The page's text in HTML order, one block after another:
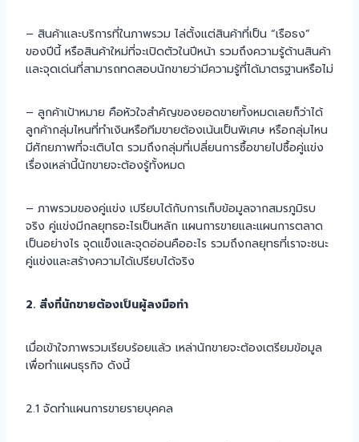
– สินค้าและบริการที่ในภาพรวม ไล่ตั้งแต่สินค้าที่เป็น “เรือธง”
ของปีนี้ หรือสินค้าใหม่ที่จะเปิดตัวในปีหน้า รวมถึงความรู้ด้านสินค้า
และจุดเด่นที่สามารถทดสอบนักขายว่ามีความรู้ที่ได้มาตรฐานหรือไม่
– ลูกค้าเป้าหมาย คือหัวใจสำคัญของยอดขายทั้งหมดเลยก็ว่าได้
ลูกค้ากลุ่มไหนที่ทำเงินหรือทีมขายต้องเน้นเป็นพิเศษ หรือกลุ่มไหน
มีศักยภาพที่จะเติบโต รวมถึงกลุ่มที่เปลี่ยนการซื้อขายไปซื้อคู่แข่ง
เรื่องเหล่านี้นักขายจะต้องรู้ทั้งหมด
– ภาพรวมของคู่แข่ง เปรียบได้กับการเก็บข้อมูลจากสมรภูมิรบ
จริง คู่แข่งมีกลยุทธอะไรเป็นหลัก แผนการขายและแผนการตลาด
เป็นอย่างไร จุดแข็งและจุดอ่อนคืออะไร รวมถึงกลยุทธที่เราจะชนะ
คู่แข่งและสร้างความได้เปรียบได้จริง
2. สิ่งที่นักขายต้องเป็นผู้ลงมือทำ
เมื่อเข้าใจภาพรวมเรียบร้อยแล้ว เหล่านักขายจะต้องเตรียมข้อมูล
เพื่อทำแผนธุรกิจ ดังนี้
2.1 จัดทำแผนการขายรายบุคคล